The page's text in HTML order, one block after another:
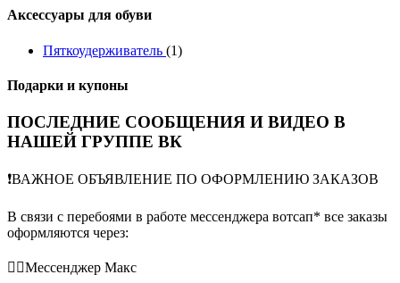
Аксессуары для обуви
Пяткоудерживатель (1)
Подарки и купоны
ПОСЛЕДНИЕ СООБЩЕНИЯ И ВИДЕО В
НАШЕЙ ГРУППЕ ВК
❗️ВАЖНОЕ ОБЪЯВЛЕНИЕ ПО ОФОРМЛЕНИЮ ЗАКАЗОВ
В связи с перебоями в работе мессенджера вотсап* все заказы
оформляются через:
👉🏻Мессенджер Макс